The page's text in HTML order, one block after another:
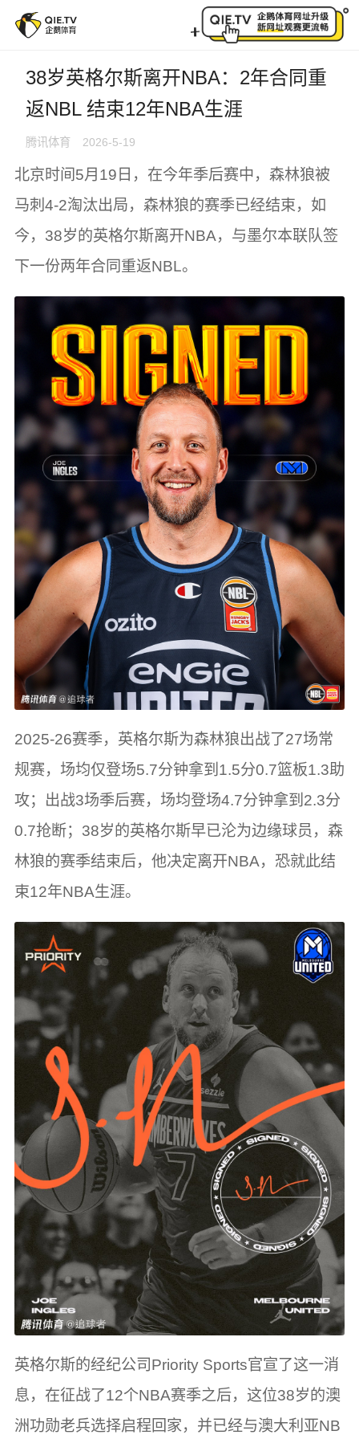
38岁英格尔斯离开NBA：2年合同重返NBL 结束12年
38岁英格尔斯离开NBA：2年合同重
返NBL 结束12年NBA生涯
腾讯体育 2026-5-19
北京时间5月19日，在今年季后赛中，森林狼被
马刺4-2淘汰出局，森林狼的赛季已经结束，如
今，38岁的英格尔斯离开NBA，与墨尔本联队签
下一份两年合同重返NBL。
2025-26赛季，英格尔斯为森林狼出战了27场常
规赛，场均仅登场5.7分钟拿到1.5分0.7篮板1.3助
攻；出战3场季后赛，场均登场4.7分钟拿到2.3分
0.7抢断；38岁的英格尔斯早已沦为边缘球员，森
林狼的赛季结束后，他决定离开NBA，恐就此结
束12年NBA生涯。
英格尔斯的经纪公司Priority Sports官宣了这一消
息，在征战了12个NBA赛季之后，这位38岁的澳
洲功勋老兵选择启程回家，并已经与澳大利亚NB